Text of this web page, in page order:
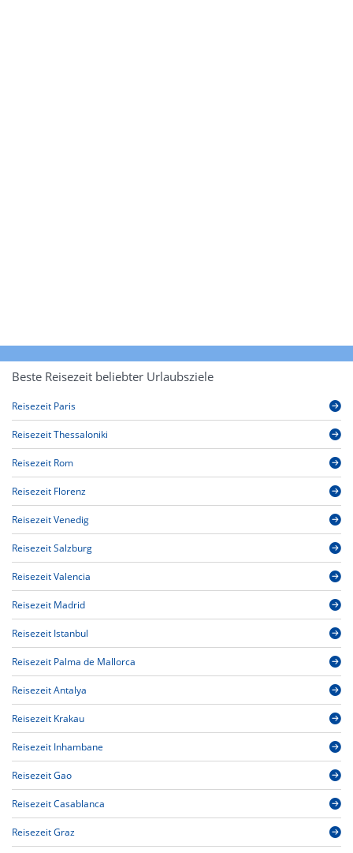
Beste Reisezeit beliebter Urlaubsziele
Reisezeit Paris
Reisezeit Thessaloniki
Reisezeit Rom
Reisezeit Florenz
Reisezeit Venedig
Reisezeit Salzburg
Reisezeit Valencia
Reisezeit Madrid
Reisezeit Istanbul
Reisezeit Palma de Mallorca
Reisezeit Antalya
Reisezeit Krakau
Reisezeit Inhambane
Reisezeit Gao
Reisezeit Casablanca
Reisezeit Graz